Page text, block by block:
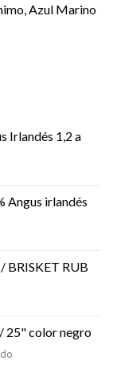
Azul Marino
Irlandés 1,2 a
Angus irlandés
BRISKET RUB
25" color negro